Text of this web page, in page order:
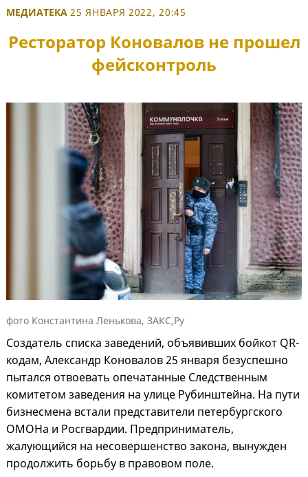
МЕДИАТЕКА 25 ЯНВАРЯ 2022, 20:45
Ресторатор Коновалов не прошел
фейсконтроль
фото Константина Ленькова, ЗАКС,Ру
Создатель списка заведений, объявивших бойкот QR-
кодам, Александр Коновалов 25 января безуспешно
пытался отвоевать опечатанные Следственным
комитетом заведения на улице Рубинштейна. На пути
бизнесмена встали представители петербургского
ОМОНа и Росгвардии. Предприниматель,
жалующийся на несовершенство закона, вынужден
продолжить борьбу в правовом поле.